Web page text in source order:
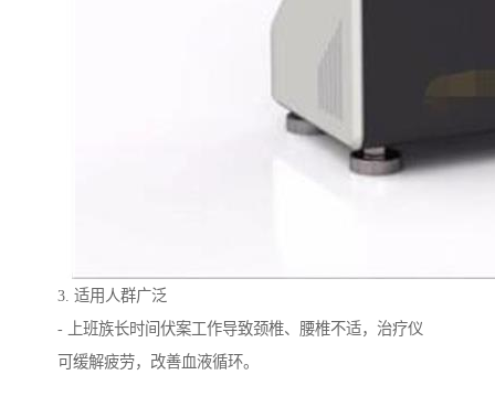
3. 适用人群广泛
- 上班族长时间伏案工作导致颈椎、腰椎不适，治疗仪
可缓解疲劳，改善血液循环。